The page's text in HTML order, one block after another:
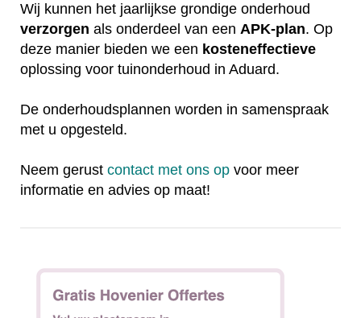
Wij kunnen het jaarlijkse grondige onderhoud
verzorgen als onderdeel van een APK-plan. Op
deze manier bieden we een kosteneffectieve
oplossing voor tuinonderhoud in Aduard.
De onderhoudsplannen worden in samenspraak
met u opgesteld.
Neem gerust contact met ons op voor meer
informatie en advies op maat!